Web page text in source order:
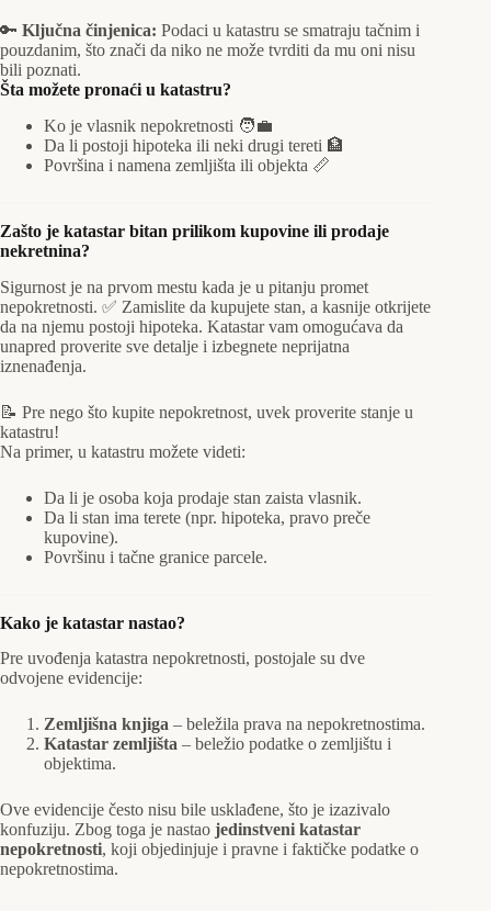
🔑 Ključna činjenica: Podaci u katastru se smatraju tačnim i
pouzdanim, što znači da niko ne može tvrditi da mu oni nisu
bili poznati.
Šta možete pronaći u katastru?
Ko je vlasnik nepokretnosti 🧑‍💼
Da li postoji hipoteka ili neki drugi tereti 🏦
Površina i namena zemljišta ili objekta 📏
Zašto je katastar bitan prilikom kupovine ili prodaje
nekretnina?
Sigurnost je na prvom mestu kada je u pitanju promet
nepokretnosti. ✅ Zamislite da kupujete stan, a kasnije otkrijete
da na njemu postoji hipoteka. Katastar vam omogućava da
unapred proverite sve detalje i izbegnete neprijatna
iznenađenja.
📝 Pre nego što kupite nepokretnost, uvek proverite stanje u
katastru!
Na primer, u katastru možete videti:
Da li je osoba koja prodaje stan zaista vlasnik.
Da li stan ima terete (npr. hipoteka, pravo preče
kupovine).
Površinu i tačne granice parcele.
Kako je katastar nastao?
Pre uvođenja katastra nepokretnosti, postojale su dve
odvojene evidencije:
Zemljišna knjiga – beležila prava na nepokretnostima.
Katastar zemljišta – beležio podatke o zemljištu i
objektima.
Ove evidencije često nisu bile usklađene, što je izazivalo
konfuziju. Zbog toga je nastao jedinstveni katastar
nepokretnosti, koji objedinjuje i pravne i faktičke podatke o
nepokretnostima.